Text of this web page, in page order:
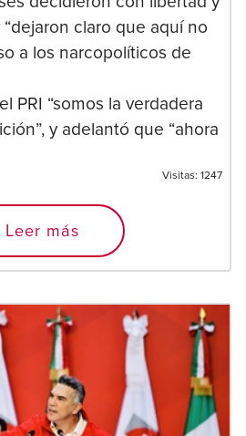
claro que aquí no
a los narcopolíticos de
PRI “somos la verdadera
y adelantó que “ahora
Visitas: 1247
Leer más